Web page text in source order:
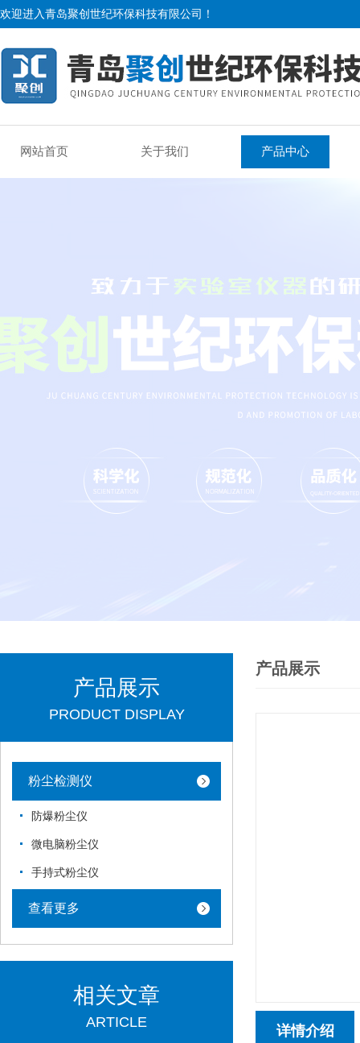
欢迎进入青岛聚创世纪环保科技有限公司！
网站首页 关于我们 产品中心
产品展示
PRODUCT DISPLAY
粉尘检测仪
防爆粉尘仪
微电脑粉尘仪
手持式粉尘仪
查看更多
相关文章
ARTICLE
产品展示
详情介绍